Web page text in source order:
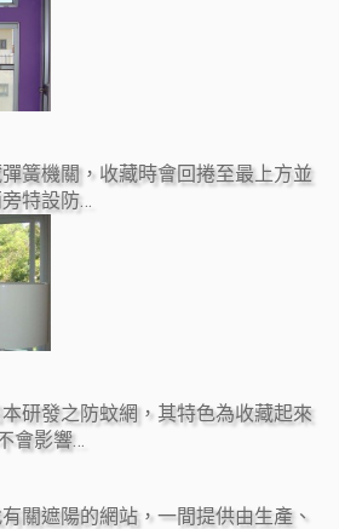
簧機關，收藏時會回捲至最上方並
特設防…
研發之防蚊網，其特色為收藏起來
會影響…
關遮陽的網站，一間提供由生產、